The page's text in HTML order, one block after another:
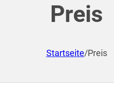
Preis
Startseite/Preis